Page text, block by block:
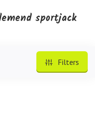
sportjack
Filters